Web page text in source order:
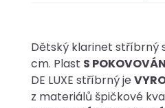
Dětský klarinet stříbrný
cm. Plast S
DE LUXE stříbrný je
z materiálů špičkové